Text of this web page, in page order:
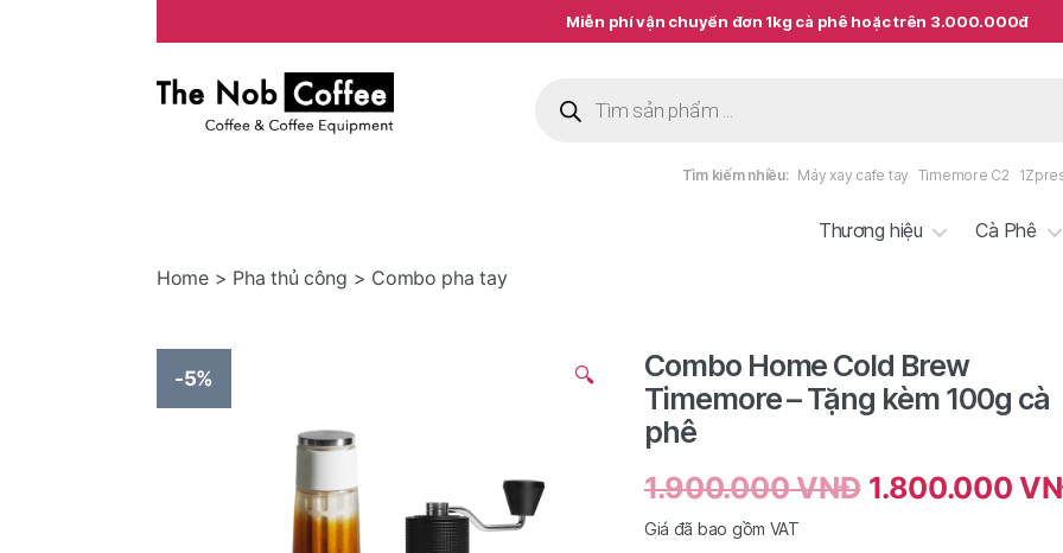
Miễn phí vận chuyển đơn 1kg cà phê hoặc trên 3.000.000đ
kiếm
Tìm kiếm nhiều: Máy xay cafe tay Timemore C2
Thương hiệu Cà Phê
Home> Pha thủ công > Combo pha tay
-5% 🔍
Combo Home Cold Brew
Timemore – Tặng kèm 100g cà
phê
1.900.000VNĐ 1.800.000
Giá đã bao gồm VAT